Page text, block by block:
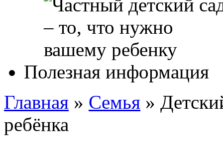
Полезная информация
Главная » Cемья »
ребёнка